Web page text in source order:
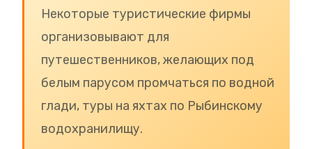
Некоторые туристические фирмы
организовывают для
путешественников, желающих под
белым парусом промчаться по водной
глади, туры на яхтах по Рыбинскому
водохранилищу.